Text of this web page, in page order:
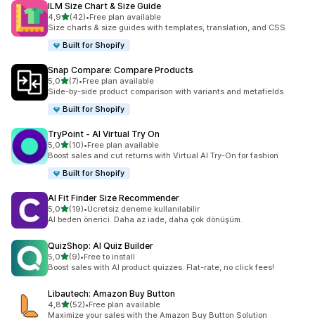
ILM Size Chart & Size Guide
4,95 yıldız üzerinden
(42)
toplam 42 değerlendirme
•Free plan available
Size charts & size guides with templates, translation, and CSS
Built for Shopify
Snap Compare: Compare Products
5,05 yıldız üzerinden
(7)
toplam 7 değerlendirme
•Free plan available
Side-by-side product comparison with variants and metafields
Built for Shopify
TryPoint ‑ AI Virtual Try On
5,05 yıldız üzerinden
(10)
toplam 10 değerlendirme
•Free plan available
Boost sales and cut returns with Virtual AI Try-On for fashion
Built for Shopify
AI Fit Finder Size Recommender
5,05 yıldız üzerinden
(19)
toplam 19 değerlendirme
•Ücretsiz deneme kullanılabilir
AI beden önerici. Daha az iade, daha çok dönüşüm.
QuizShop: AI Quiz Builder
5,05 yıldız üzerinden
(9)
toplam 9 değerlendirme
•Free to install
Boost sales with AI product quizzes. Flat-rate, no click fees!
Libautech: Amazon Buy Button
4,85 yıldız üzerinden
(52)
toplam 52 değerlendirme
•Free plan available
Maximize your sales with the Amazon Buy Button Solution